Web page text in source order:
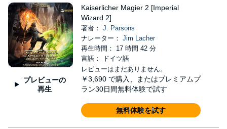
プレビューの
再生
Kaiserlicher Magier 2 [Imperial
Wizard 2]
著者： J. Parsons
ナレーター： Jim Lacher
再生時間： 17 時間 42 分
言語： ドイツ語
レビューはまだありません。
￥3,690 で購入、またはプレミアムプ
ラン30日間無料体験で試す
無料体験を試す